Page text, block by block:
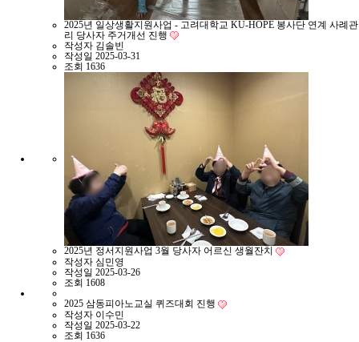
2025년 일상생활지원사업 - 고려대학교 KU-HOPE 봉사단 연계 사례관
리 당사자 주거개선 진행
작성자 김솔빈
작성일 2025-03-31
조회 1636
2025년 정서지원사업 3월 당사자 어르신 생월잔치
작성자 심민영
작성일 2025-03-26
조회 1608
2025 삼동피아노교실 퀴즈대회 진행
작성자 이수민
작성일 2025-03-22
조회 1636